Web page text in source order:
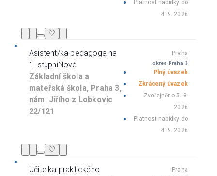
Platnost nabídky do
4. 9. 2026
♡
Asistent/ka pedagoga na
1. stupniNové
Základní škola a
mateřská škola, Praha 3,
nám. Jiřího z Lobkovic
22/121
Praha
okres Praha 3
Plný úvazek
Zkrácený úvazek
Zveřejněno 5. 8.
2026
Platnost nabídky do
4. 9. 2026
♡
Učitelka praktického
Praha